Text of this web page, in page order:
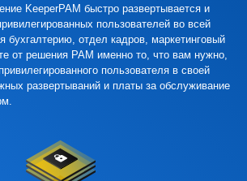
KeeperPAM быстро развертывается и
пользователей во всей
бухгалтерию, отдел кадров, маркетинговый
от решения PAM именно то, что вам нужно,
пользователя в своей
развертываний и платы за обслуживание